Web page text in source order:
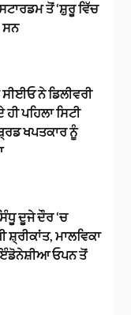
ਤੋਂ ‘ਸ਼ੁਰੂ ਵਿੱਚ
ਸਨ
ਸੀਈਓ ਨੇ ਡਿਲੀਵਰੀ
ਪਹਿਲਾ ਸਿਟੀ
ਖਪਤਕਾਰ ਨੂੰ
ਦੂਜੇ ਦੌਰ ‘ਚ
ਸ਼੍ਰੀਕਾਂਤ, ਮਾਲਵਿਕਾ
ਓਪਨ ਤੋਂ